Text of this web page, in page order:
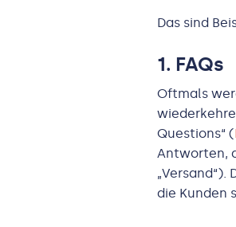
Das sind
1. FAQs
Oftmals
Questions“ (
Antworten,
die Kunden